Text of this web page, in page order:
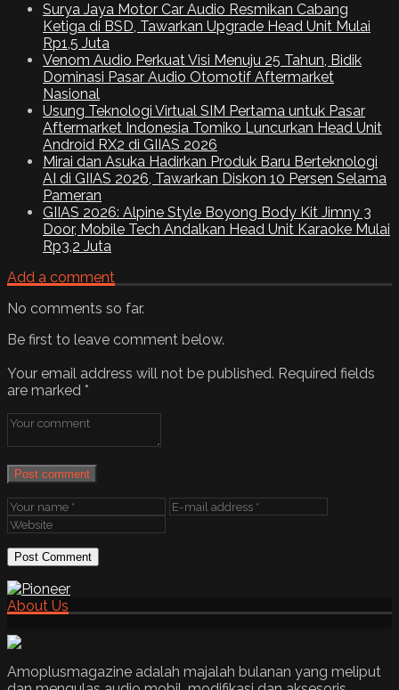
Surya Jaya Motor Car Audio Resmikan Cabang
Ketiga di BSD, Tawarkan Upgrade Head Unit Mulai
Rp1,5 Juta
Venom Audio Perkuat Visi Menuju 25 Tahun, Bidik
Dominasi Pasar Audio Otomotif Aftermarket
Nasional
Usung Teknologi Virtual SIM Pertama untuk Pasar
Aftermarket Indonesia Tomiko Luncurkan Head Unit
Android RX2 di GIIAS 2026
Mirai dan Asuka Hadirkan Produk Baru Berteknologi
AI di GIIAS 2026, Tawarkan Diskon 10 Persen Selama
Pameran
GIIAS 2026: Alpine Style Boyong Body Kit Jimny 3
Door, Mobile Tech Andalkan Head Unit Karaoke Mulai
Rp3,2 Juta
Add a comment
No comments so far.
Be first to leave comment below.
Your email address will not be published. Required fields
are marked *
Post comment
About Us
Amoplusmagazine adalah majalah bulanan yang meliput